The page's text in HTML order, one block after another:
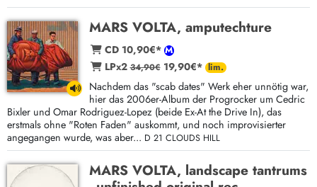
MARS VOLTA, amputechture
CD 10,90€*
LPx234,90€19,90€*
Nachdem das "scab dates" Werk eher unnötig war,
hier das 2006er-Album der Progrocker um Cedric
Bixler und Omar Rodriguez-Lopez (beide Ex-At the Drive In), das
erstmals ohne "Roten Faden" auskommt, und noch improvisierter
angegangen wurde, was aber... D 21 CLOUDS HILL
MARS VOLTA, landscape tantrums